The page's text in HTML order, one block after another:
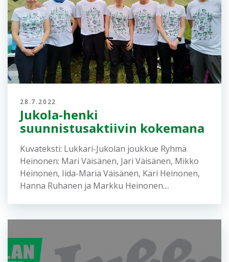
28.7.2022
Jukola-henki
suunnistusaktiivin kokemana
Kuvateksti: Lukkari-Jukolan joukkue Ryhmä
Heinonen: Mari Väisänen, Jari Väisänen, Mikko
Heinonen, Iida-Maria Väisänen, Kari Heinonen,
Hanna Ruhanen ja Markku Heinonen....